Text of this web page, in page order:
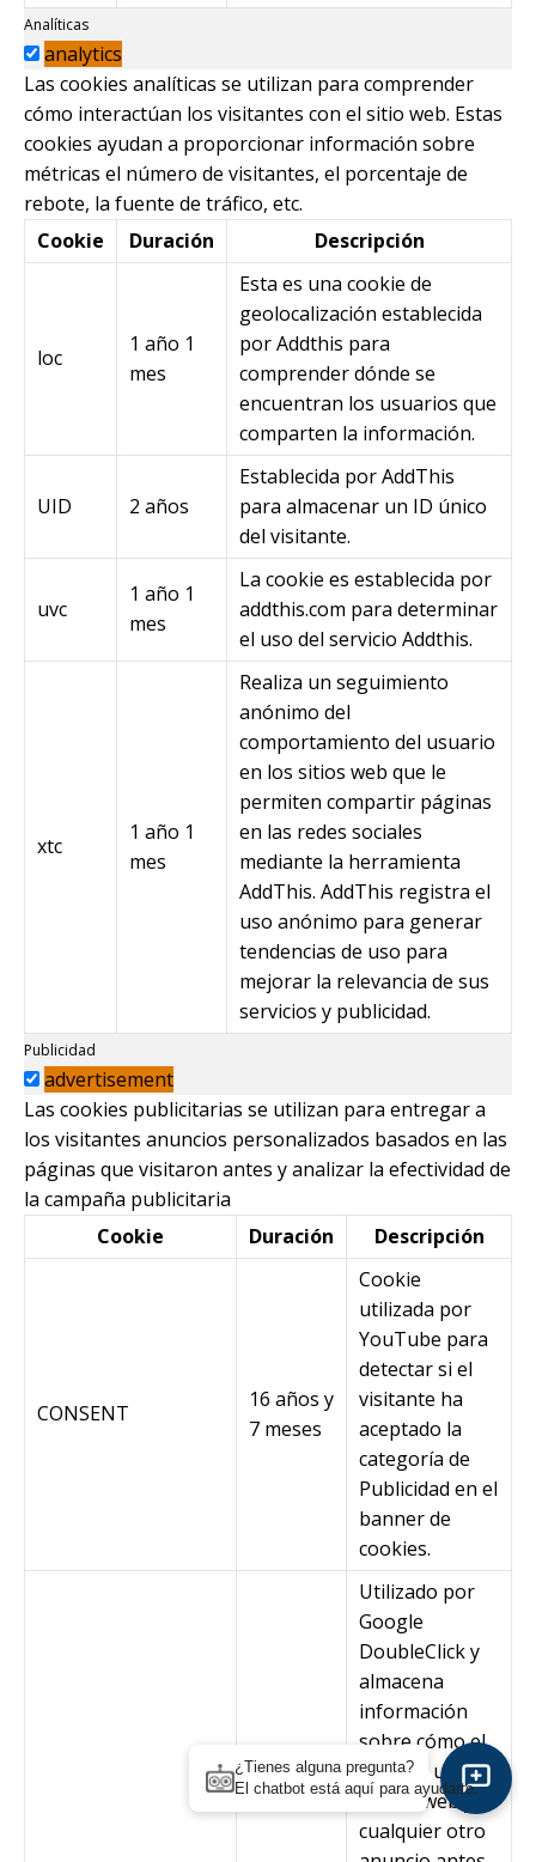
Analíticas
analytics
Las cookies analíticas se utilizan para comprender
cómo interactúan los visitantes con el sitio web. Estas
cookies ayudan a proporcionar información sobre
métricas el número de visitantes, el porcentaje de
rebote, la fuente de tráfico, etc.
Cookie
Duración Descripción
loc
1 año 1
mes
Esta es una cookie de
geolocalización establecida
por Addthis para
comprender dónde se
encuentran los usuarios que
comparten la información.
UID 2 años
Establecida por AddThis
para almacenar un ID único
del visitante.
uvc
1 año 1
mes
La cookie es establecida por
addthis.com para determinar
el uso del servicio Addthis.
xtc
1 año 1
mes
Realiza un seguimiento
anónimo del
comportamiento del usuario
en los sitios web que le
permiten compartir páginas
en las redes sociales
mediante la herramienta
AddThis. AddThis registra el
uso anónimo para generar
tendencias de uso para
mejorar la relevancia de sus
servicios y publicidad.
Publicidad
advertisement
Las cookies publicitarias se utilizan para entregar a
los visitantes anuncios personalizados basados en las
páginas que visitaron antes y analizar la efectividad de
la campaña publicitaria
Cookie
Duración Descripción
CONSENT
16 años y
7 meses
Cookie
utilizada por
YouTube para
detectar si el
visitante ha
aceptado la
categoría de
Publicidad en el
banner de
cookies.
Utilizado por
Google
DoubleClick y
almacena
información
sobre cómo el
usuario utiliza
el sitio web y
cualquier otro
¿Tienes alguna pregunta?
El chatbot está aquí para ayudarte.